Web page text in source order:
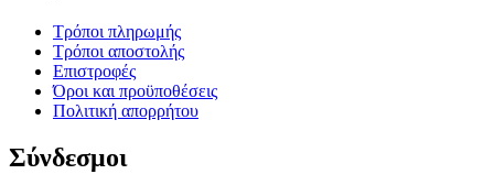
Τρόποι πληρωμής
Τρόποι αποστολής
Επιστροφές
Όροι και προϋποθέσεις
Πολιτική απορρήτου
Σύνδεσμοι